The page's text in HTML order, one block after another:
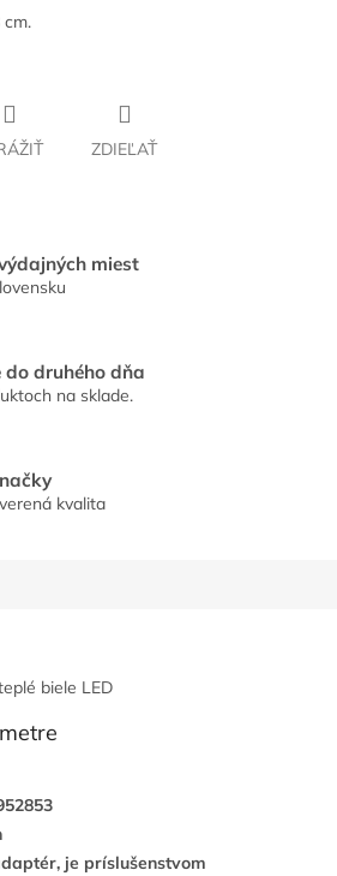
ZDIEĽAŤ
miest
do druhého dňa
na sklade.
kvalita
biele LED
je príslušenstvom